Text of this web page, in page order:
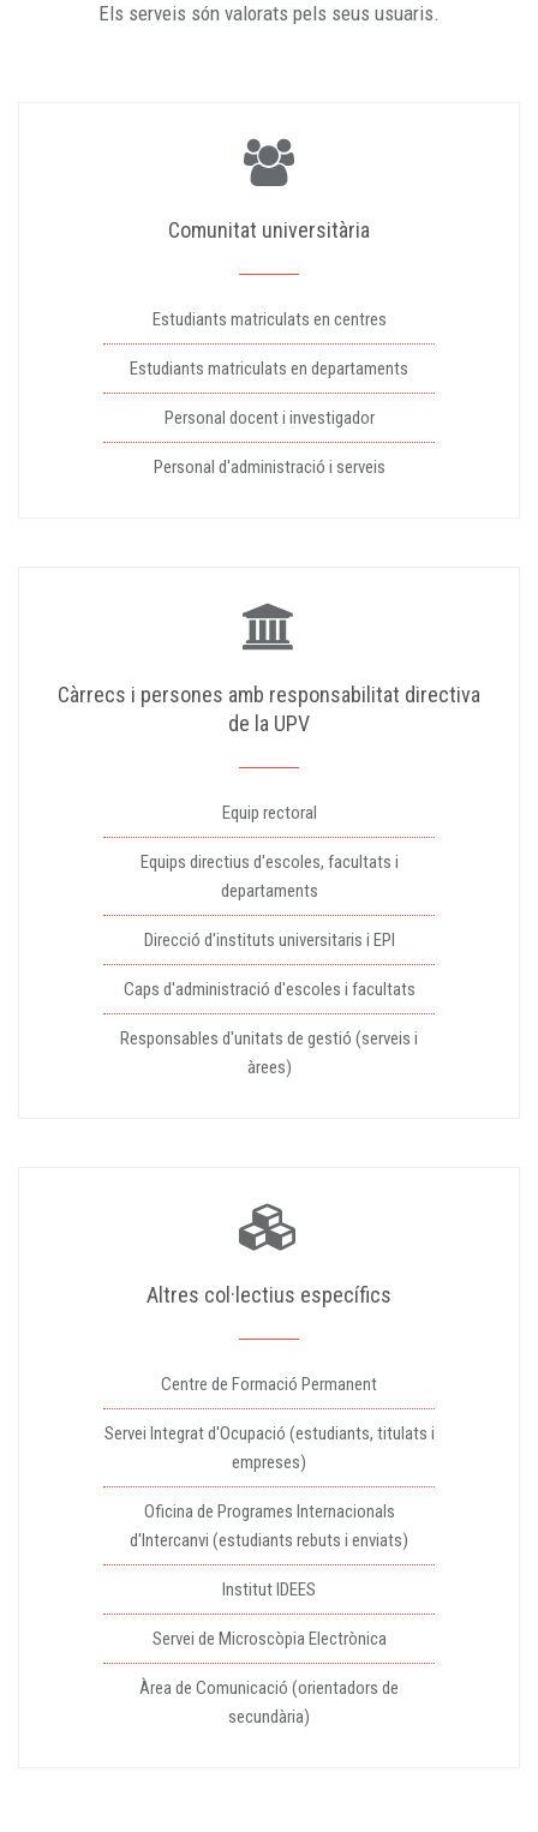
Els serveis són valorats pels seus usuaris.
Comunitat universitària
Estudiants matriculats en centres
Estudiants matriculats en departaments
Personal docent i investigador
Personal d'administració i serveis
Càrrecs i persones amb responsabilitat directiva
de la UPV
Equip rectoral
Equips directius d'escoles, facultats i
departaments
Direcció d'instituts universitaris i EPI
Caps d'administració d'escoles i facultats
Responsables d'unitats de gestió (serveis i
àrees)
Altres col·lectius específics
Centre de Formació Permanent
Servei Integrat d'Ocupació (estudiants, titulats i
empreses)
Oficina de Programes Internacionals
d'Intercanvi (estudiants rebuts i enviats)
Institut IDEES
Servei de Microscòpia Electrònica
Àrea de Comunicació (orientadors de
secundària)